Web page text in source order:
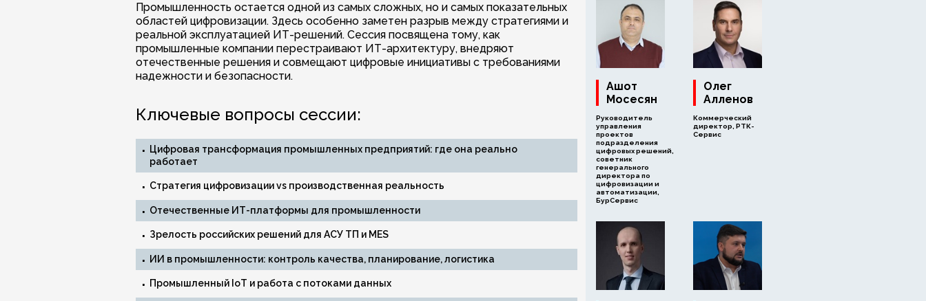
Промышленность остается одной из самых сложных, но и самых показательных
областей цифровизации. Здесь особенно заметен разрыв между стратегиями и
реальной эксплуатацией ИТ-решений. Сессия посвящена тому, как
промышленные компании перестраивают ИТ-архитектуру, внедряют
отечественные решения и совмещают цифровые инициативы с требованиями
надежности и безопасности.
Ключевые вопросы сессии:
Цифровая трансформация промышленных предприятий: где она реально
работает
Стратегия цифровизации vs производственная реальность
Отечественные ИТ-платформы для промышленности
Зрелость российских решений для АСУ ТП и MES
ИИ в промышленности: контроль качества, планирование, логистика
Промышленный IoT и работа с потоками данных
Ашот
Мосесян
Руководитель
управления
проектов
подразделения
цифровых решений,
советник
генерального
директора по
цифровизации и
автоматизации,
БурСервис
Олег
Алленов
Коммерческий
директор, РТК-
Сервис